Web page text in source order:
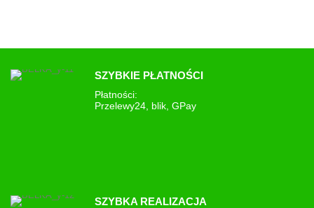
SZYBKIE PŁATNOŚCI
Płatności:
Przelewy24, blik, GPay
SZYBKA REALIZACJA